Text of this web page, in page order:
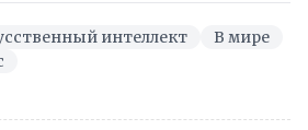
интеллект
В мире